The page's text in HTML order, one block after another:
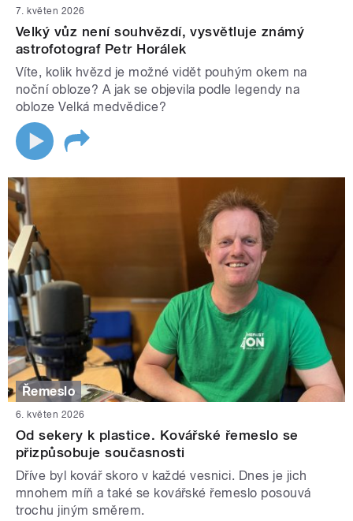
7. květen 2026
Velký vůz není souhvězdí, vysvětluje známý
astrofotograf Petr Horálek
Víte, kolik hvězd je možné vidět pouhým okem na
noční obloze? A jak se objevila podle legendy na
obloze Velká medvědice?
Řemeslo
6. květen 2026
Od sekery k plastice. Kovářské řemeslo se
přizpůsobuje současnosti
Dříve byl kovář skoro v každé vesnici. Dnes je jich
mnohem míň a také se kovářské řemeslo posouvá
trochu jiným směrem.